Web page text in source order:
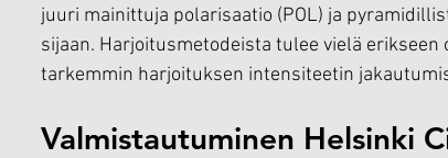
juuri mainittuja polarisaatio (POL) ja
sijaan. Harjoitusmetodeista tulee vielä
tarkemmin harjoituksen intensiteetin
Valmistautuminen Helsinki